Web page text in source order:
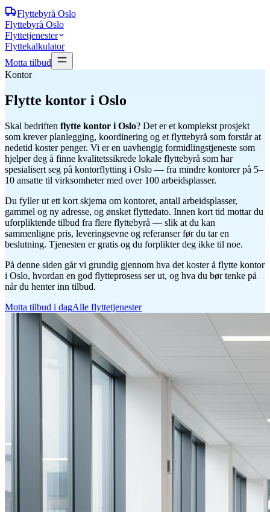
Flyttebyrå Oslo
Flyttebyrå Oslo
Flyttetjenester
Flyttekalkulator
Motta tilbud
Kontor
Flytte kontor i Oslo
Skal bedriften flytte kontor i Oslo? Det er et komplekst prosjekt
som krever planlegging, koordinering og et flyttebyrå som forstår at
nedetid koster penger. Vi er en uavhengig formidlingstjeneste som
hjelper deg å finne kvalitetssikrede lokale flyttebyrå som har
spesialisert seg på kontorflytting i Oslo — fra mindre kontorer på 5–
10 ansatte til virksomheter med over 100 arbeidsplasser.
Du fyller ut ett kort skjema om kontoret, antall arbeidsplasser,
gammel og ny adresse, og ønsket flyttedato. Innen kort tid mottar du
uforpliktende tilbud fra flere flyttebyrå — slik at du kan
sammenligne pris, leveringsevne og referanser før du tar en
beslutning. Tjenesten er gratis og du forplikter deg ikke til noe.
På denne siden går vi grundig gjennom hva det koster å flytte kontor
i Oslo, hvordan en god flytteprosess ser ut, og hva du bør tenke på
når du henter inn tilbud.
Motta tilbud i dagAlle flyttetjenester